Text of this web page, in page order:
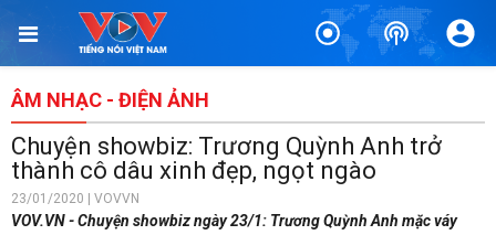
ÂM NHẠC - ĐIỆN ẢNH
Chuyện showbiz: Trương Quỳnh Anh trở
thành cô dâu xinh đẹp, ngọt ngào
23/01/2020 | VOVVN
VOV.VN - Chuyện showbiz ngày 23/1: Trương Quỳnh Anh mặc váy